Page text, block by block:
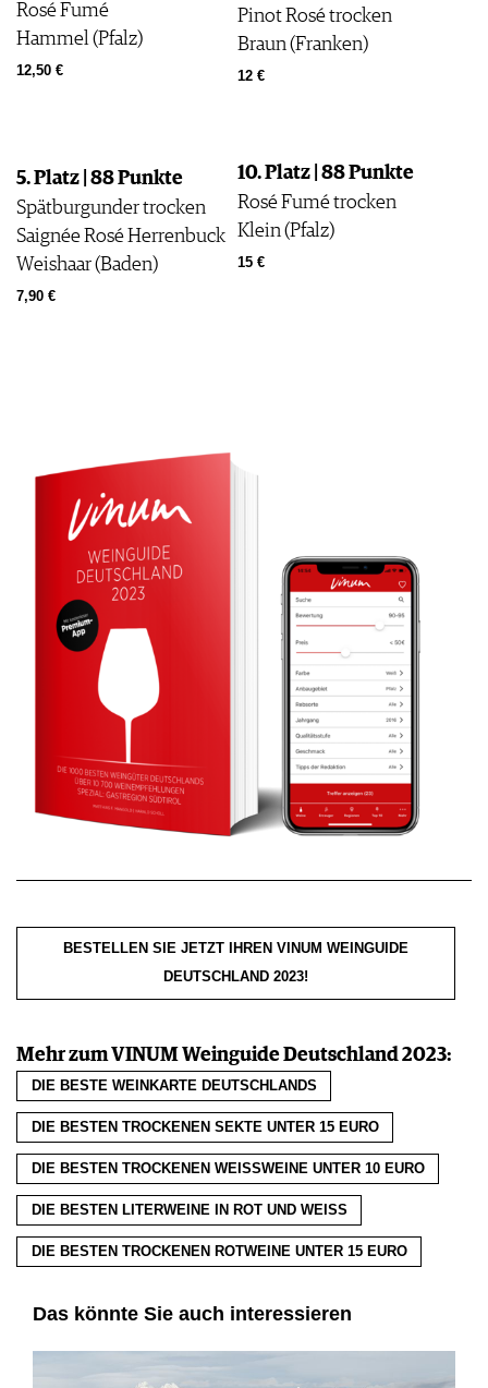
Rosé Fumé
Hammel (Pfalz)
12,50 €
Pinot Rosé trocken
Braun (Franken)
12 €
5. Platz | 88 Punkte
Spätburgunder trocken
Saignée Rosé Herrenbuck
Weishaar (Baden)
7,90 €
10. Platz | 88 Punkte
Rosé Fumé trocken
Klein (Pfalz)
15 €
BESTELLEN SIE JETZT IHREN VINUM WEINGUIDE
DEUTSCHLAND 2023!
Mehr zum VINUM Weinguide Deutschland 2023:
DIE BESTE WEINKARTE DEUTSCHLANDS
DIE BESTEN TROCKENEN SEKTE UNTER 15 EURO
DIE BESTEN TROCKENEN WEISSWEINE UNTER 10 EURO
DIE BESTEN LITERWEINE IN ROT UND WEISS
DIE BESTEN TROCKENEN ROTWEINE UNTER 15 EURO
Das könnte Sie auch interessieren